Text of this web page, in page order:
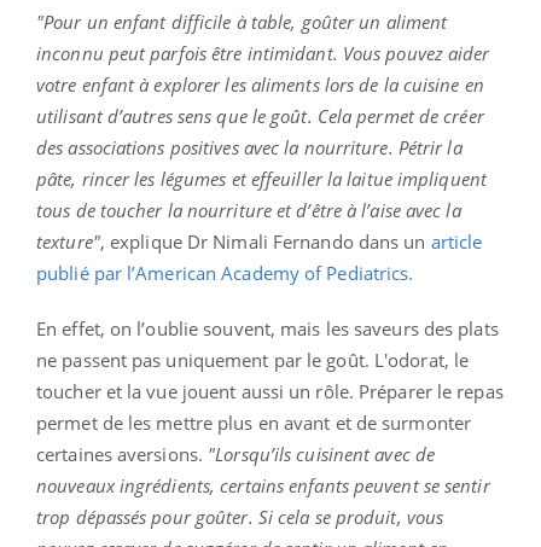
"Pour un enfant difficile à table, goûter un aliment
inconnu peut parfois être intimidant. Vous pouvez aider
votre enfant à explorer les aliments lors de la cuisine en
utilisant d’autres sens que le goût. Cela permet de créer
des associations positives avec la nourriture. Pétrir la
pâte, rincer les légumes et effeuiller la laitue impliquent
tous de toucher la nourriture et d’être à l’aise avec la
texture", explique Dr Nimali Fernando dans un article
publié par l’American Academy of Pediatrics.
En effet, on l’oublie souvent, mais les saveurs des plats
ne passent pas uniquement par le goût. L'odorat, le
toucher et la vue jouent aussi un rôle. Préparer le repas
permet de les mettre plus en avant et de surmonter
certaines aversions. "Lorsqu’ils cuisinent avec de
nouveaux ingrédients, certains enfants peuvent se sentir
trop dépassés pour goûter. Si cela se produit, vous